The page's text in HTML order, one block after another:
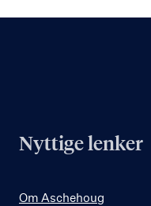
Nyttige lenker
Om Aschehoug